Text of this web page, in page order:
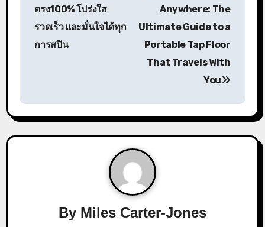
a
v
ตรง100% โปร่งใส
รวดเร็ว และมั่นใจได้ทุก
การสปิน
Anywhere: The
Ultimate Guide to a
Portable Tap Floor
That Travels With
You
By Miles Carter-Jones